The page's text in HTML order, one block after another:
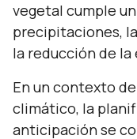
vegetal cumple
precipitaciones,
la reducción de
En un contexto
climático, la
anticipación se